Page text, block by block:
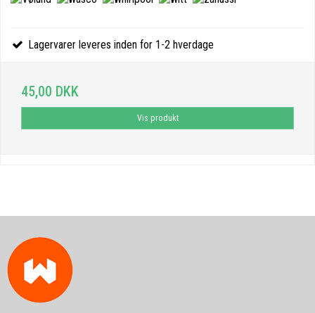
Lagervarer leveres inden for 1-2 hverdage
45,00 DKK
Vis produkt